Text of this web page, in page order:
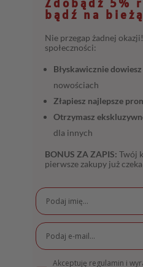
Zdobądź 5%
bądź na
Nie przegap żadnej
społeczności:
Błyskawicznie dowiesz
nowościach
Złapiesz najlepsze
Otrzymasz
dla innych
BONUS ZA ZAPIS: Twój
pierwsze zakupy już
Akceptuję regulamin i